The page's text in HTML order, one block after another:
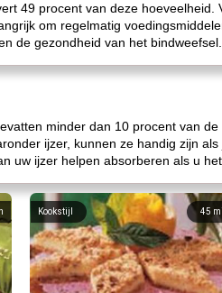
49 procent van deze
om regelmatig
de gezondheid van het bindweefsel.
minder dan 10 procent van
ijzer, kunnen ze handig zijn
uw ijzer helpen absorberen als u
45
Kookstijl